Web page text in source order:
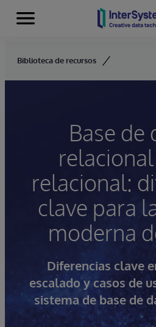
Skip to content
Secciones
Biblioteca de recursos
Base de
relacional:
clave para
moderna
Diferencias clave
escalado y casos de
sistema de base de